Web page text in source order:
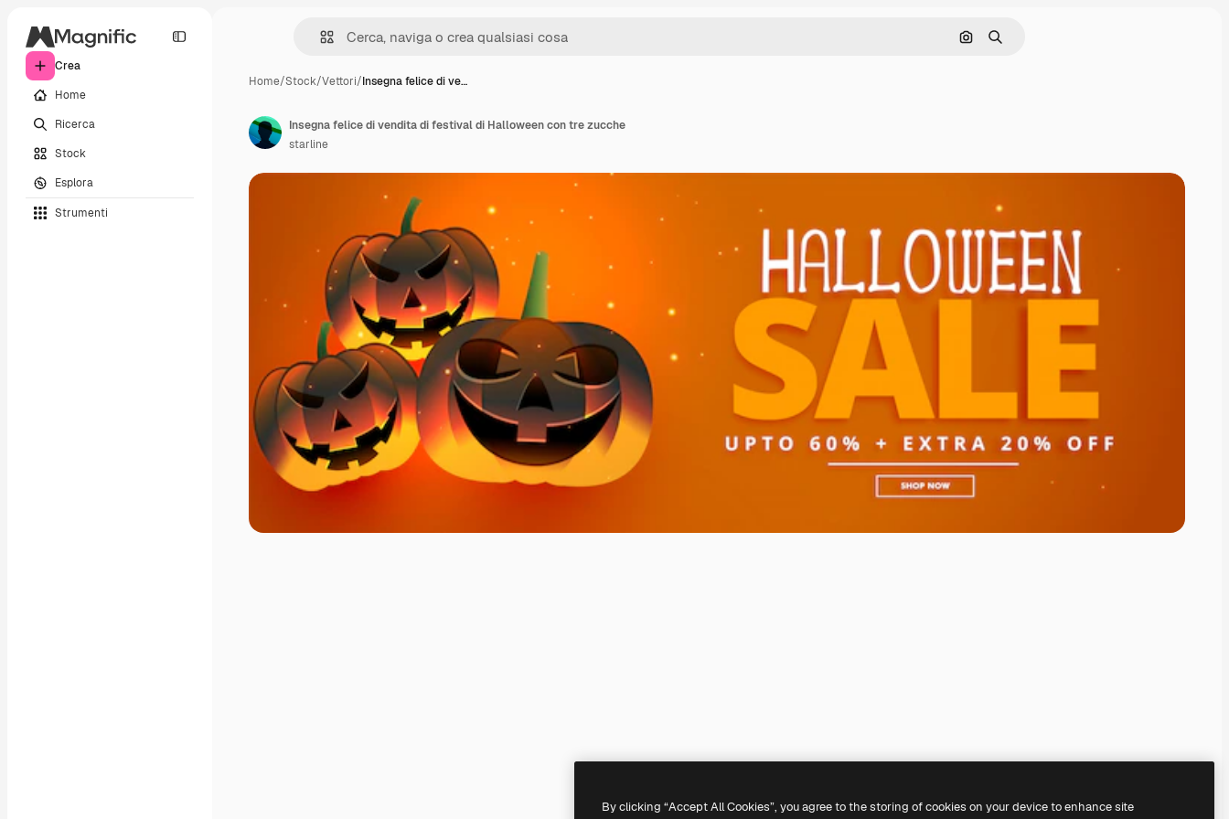
Crea
Home
Ricerca
Stock
Esplora
Strumenti
Cerca per immagine
Ricerca
Home/Stock/Vettori/Insegna felice di ve…
Insegna felice di vendita di festival di Halloween con tre zucche
starline
By clicking “Accept All Cookies”, you agree to the storing of cookies on your device to enhance site